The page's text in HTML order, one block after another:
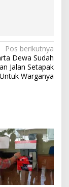
Pos berikutnya
Dewa Sudah
Jalan Setapak
Untuk Warganya